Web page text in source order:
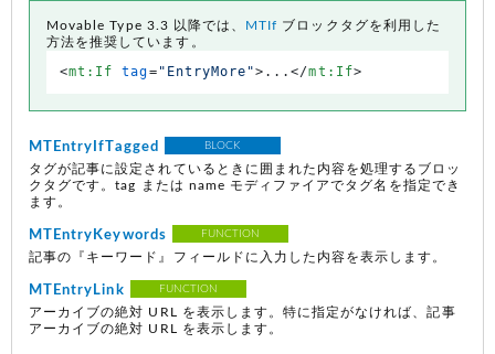
Movable Type 3.3 以降では、 MTIf ブロックタグを利用した
方法を推奨しています。
<mt:If tag= "EntryMore"> ...</mt:If>
MTEntryIfTagged BLOCK
タグが記事に設定されているときに囲まれた内容を処理するブロッ
クタグです。tag または name モディファイアでタグ名を指定でき
ます。
MTEntryKeywords FUNCTION
記事の『キーワード』フィールドに入力した内容を表示します。
MTEntryLink FUNCTION
アーカイブの絶対 URL を表示します。特に指定がなければ、記事
アーカイブの絶対 URL を表示します。